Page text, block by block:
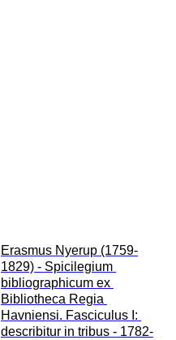
Erasmus Nyerup (1759-
1829) - Spicilegium
bibliographicum ex
Bibliotheca Regia
Havniensi. Fasciculus I:
describitur in tribus - 1782-